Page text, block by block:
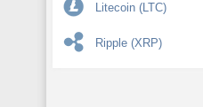
Litecoin (LTC)
Ripple (XRP)